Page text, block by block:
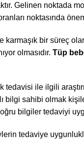
Gelinen noktada
noktasında
karmaşık bir süreç
olmasıdır. Tüp
tedavisi ile ilgili
bilgi sahibi olmak
bilgiler tedaviyi
tedaviye